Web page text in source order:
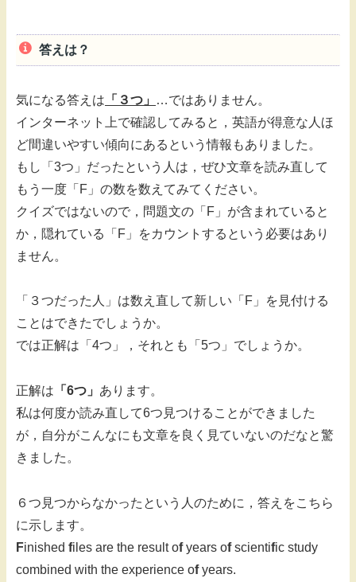
答えは？
気になる答えは 「３つ」
…ではありません。
インターネット上で確認してみると，英語が得意な人ほ
ど間違いやすい傾向にあるという情報もありました。
もし「3つ」だったという人は，ぜひ文章を読み直して
もう一度「F」の数を数えてみてください。
クイズではないので，問題文の「F」が含まれていると
か，隠れている「F」をカウントするという必要はあり
ません。
「３つだった人」は数え直して新しい「F」を見付ける
ことはできたでしょうか。
では正解は「4つ」，それとも「5つ」でしょうか。
正解は 「6つ」 あります。
私は何度か読み直して6つ見つけることができました
が，自分がこんなにも文章を良く見ていないのだなと驚
きました。
６つ見つからなかったという人のために，答えをこちら
に示します。
Finished files are the result ofyears ofscientific study
combined with the experience ofyears.